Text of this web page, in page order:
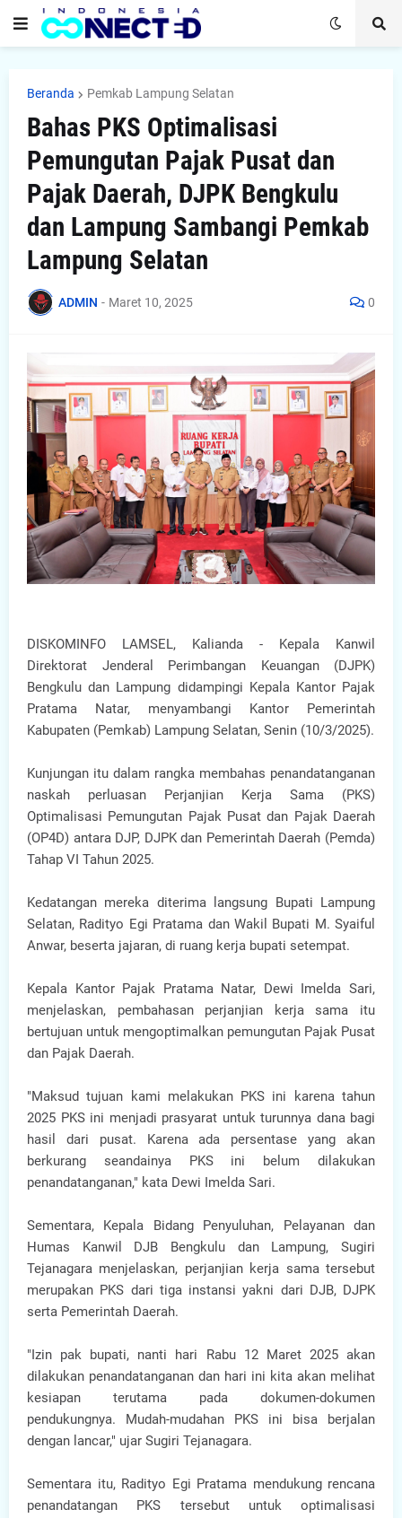
Beranda Pemkab Lampung Selatan
Bahas PKS Optimalisasi
Pemungutan Pajak Pusat dan
Pajak Daerah, DJPK Bengkulu
dan Lampung Sambangi Pemkab
Lampung Selatan
ADMIN - Maret 10, 2025 0
DISKOMINFO LAMSEL, Kalianda - Kepala Kanwil
Direktorat Jenderal Perimbangan Keuangan (DJPK)
Bengkulu dan Lampung didampingi Kepala Kantor Pajak
Pratama Natar, menyambangi Kantor Pemerintah
Kabupaten (Pemkab) Lampung Selatan, Senin (10/3/2025).
Kunjungan itu dalam rangka membahas penandatanganan
naskah perluasan Perjanjian Kerja Sama (PKS)
Optimalisasi Pemungutan Pajak Pusat dan Pajak Daerah
(OP4D) antara DJP, DJPK dan Pemerintah Daerah (Pemda)
Tahap VI Tahun 2025.
Kedatangan mereka diterima langsung Bupati Lampung
Selatan, Radityo Egi Pratama dan Wakil Bupati M. Syaiful
Anwar, beserta jajaran, di ruang kerja bupati setempat.
Kepala Kantor Pajak Pratama Natar, Dewi Imelda Sari,
menjelaskan, pembahasan perjanjian kerja sama itu
bertujuan untuk mengoptimalkan pemungutan Pajak Pusat
dan Pajak Daerah.
"Maksud tujuan kami melakukan PKS ini karena tahun
2025 PKS ini menjadi prasyarat untuk turunnya dana bagi
hasil dari pusat. Karena ada persentase yang akan
berkurang seandainya PKS ini belum dilakukan
penandatanganan," kata Dewi Imelda Sari.
Sementara, Kepala Bidang Penyuluhan, Pelayanan dan
Humas Kanwil DJB Bengkulu dan Lampung, Sugiri
Tejanagara menjelaskan, perjanjian kerja sama tersebut
merupakan PKS dari tiga instansi yakni dari DJB, DJPK
serta Pemerintah Daerah.
"Izin pak bupati, nanti hari Rabu 12 Maret 2025 akan
dilakukan penandatanganan dan hari ini kita akan melihat
kesiapan terutama pada dokumen-dokumen
pendukungnya. Mudah-mudahan PKS ini bisa berjalan
dengan lancar," ujar Sugiri Tejanagara.
Sementara itu, Radityo Egi Pratama mendukung rencana
penandatangan PKS tersebut untuk optimalisasi